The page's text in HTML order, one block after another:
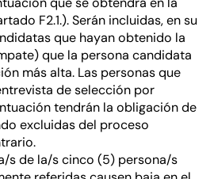
F2.1.). Serán incluidas, en su
que hayan obtenido la
que la persona candidata
más alta. Las personas que
de selección por
tendrán la obligación de
excluidas del proceso
s de la/s cinco (5) persona/s